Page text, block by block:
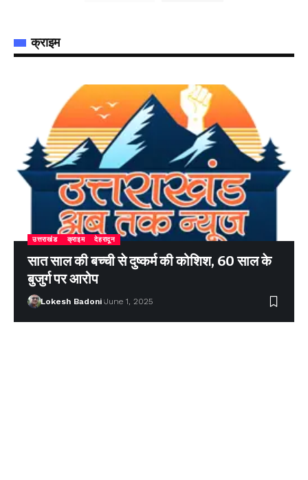
क्राइम
उत्तराखंड क्राइम देहरादून
सात साल की बच्ची से दुष्कर्म की कोशिश, 60 साल के
बुजुर्ग पर आरोप
Lokesh Badoni June 1, 2025